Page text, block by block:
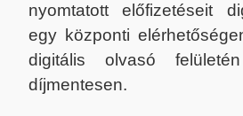
nyomtatott előfizetéseit
egy központi
digitális olvasó
díjmentesen.